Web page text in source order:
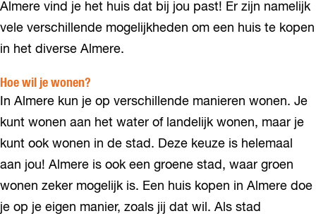
Almere vind je het huis dat bij jou past! Er zijn namelijk
vele verschillende mogelijkheden om een huis te kopen
in het diverse Almere.
Hoe wil je wonen?
In Almere kun je op verschillende manieren wonen. Je
kunt wonen aan het water of landelijk wonen, maar je
kunt ook wonen in de stad. Deze keuze is helemaal
aan jou! Almere is ook een groene stad, waar groen
wonen zeker mogelijk is. Een huis kopen in Almere doe
je op je eigen manier, zoals jij dat wil. Als stad